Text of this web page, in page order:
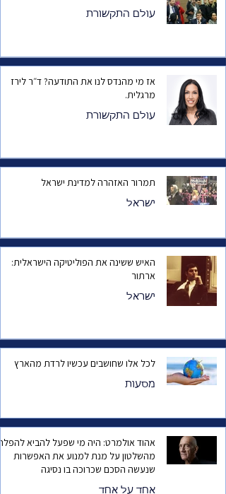
עולם התקשורת
אז מי מהנדס לנו את התודעה? ד״ר לירז
מרגלית.
עולם התקשורת
תמרור האזהרה למדינת ישראל
ישראל
האיש ששינה את הפוליטיקה הישראלית:
ארתור
ישראל
לכל אלו שחושבים עכשיו לרדת מהארץ
מסעות
אהוד אולמרט: היה מי שפעל להביא
מהשלטון על מנת למנוע את האפשרות
שנעשה הסכם שכרוכה בו נסיגה
אחד על אחד